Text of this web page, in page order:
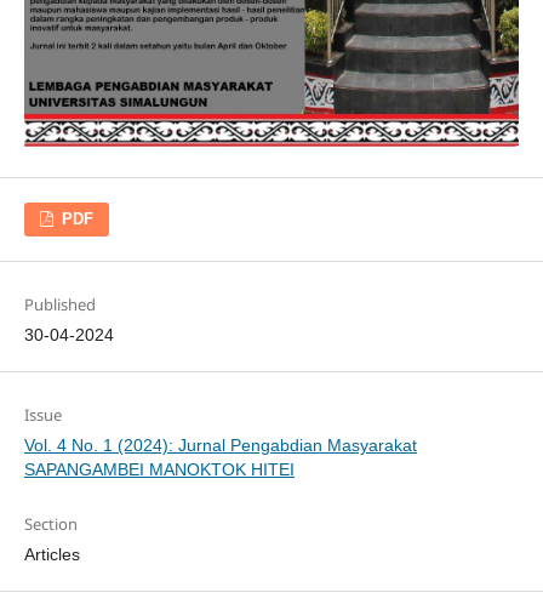
PDF
Published
30-04-2024
Issue
Vol. 4 No. 1 (2024): Jurnal Pengabdian Masyarakat
SAPANGAMBEI MANOKTOK HITEI
Section
Articles